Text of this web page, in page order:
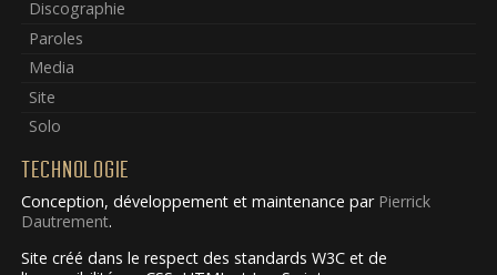
Discographie
Paroles
Media
Site
Solo
TECHNOLOGIE
Conception, développement et maintenance par Pierrick
Dautrement.
Site créé dans le respect des standards W3C et de